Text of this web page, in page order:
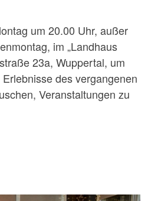
um 20.00 Uhr, außer
im „Landhaus
23a, Wuppertal, um
des vergangenen
Veranstaltungen zu